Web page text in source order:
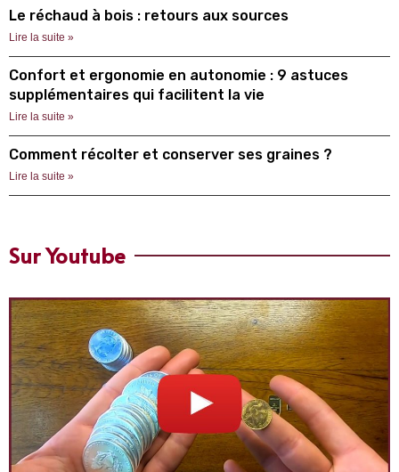
Le réchaud à bois : retours aux sources
Lire la suite »
Confort et ergonomie en autonomie : 9 astuces
supplémentaires qui facilitent la vie
Lire la suite »
Comment récolter et conserver ses graines ?
Lire la suite »
Sur Youtube